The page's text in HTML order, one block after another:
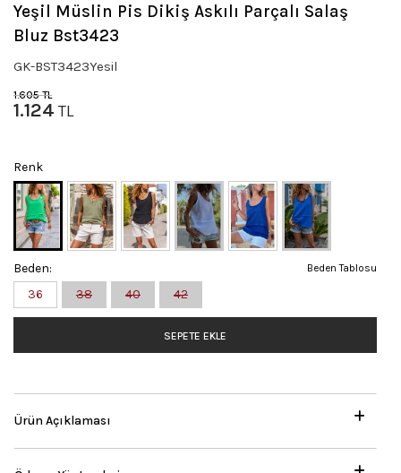
Yeşil Müslin Pis Dikiş Askılı Parçalı Salaş
Bluz Bst3423
GK-BST3423Yesil
1.605TL
1.124 TL
Renk
Beden Tablosu
Beden:
36
38 40 42
SEPETE EKLE
Ürün Açıklaması